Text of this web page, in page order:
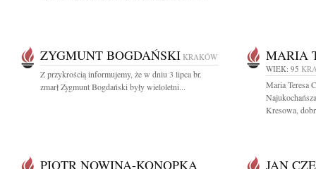
ZYGMUNT BOGDAŃSKI KRAKÓW
Z przykrością informujemy, że w dniu 3 lipca br.
zmarł Zygmunt Bogdański były wieloletni...
MARIA
WIEK: 95
Maria Teresa
Kresowa,
PIOTR NOWINA-KONOPKA JAN